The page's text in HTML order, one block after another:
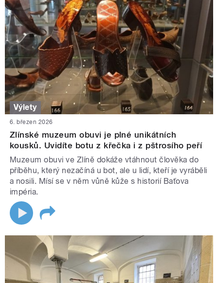
Výlety
6. březen 2026
Zlínské muzeum obuvi je plné unikátních
kousků. Uvidíte botu z křečka i z pštrosího peří
Muzeum obuvi ve Zlíně dokáže vtáhnout člověka do
příběhu, který nezačíná u bot, ale u lidí, kteří je vyráběli
a nosili. Mísí se v něm vůně kůže s historií Baťova
impéria.